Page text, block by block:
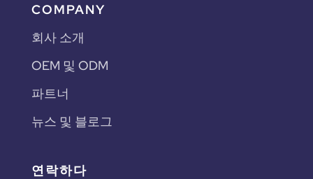
COMPANY
회사 소개
OEM 및 ODM
파트너
뉴스 및 블로그
연락하다